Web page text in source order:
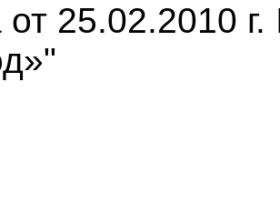
от 25.02.2010